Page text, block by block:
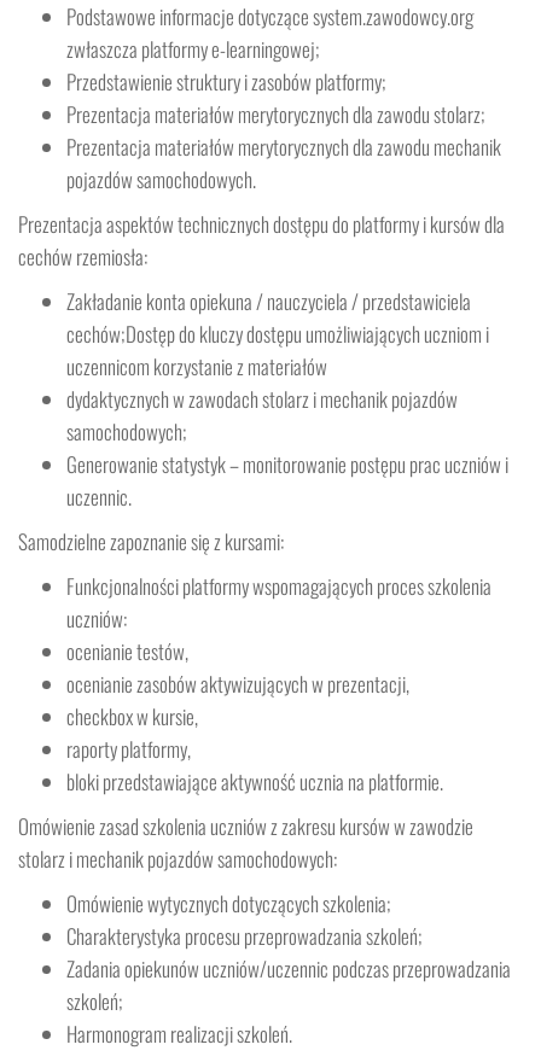
Podstawowe informacje dotyczące system.zawodowcy.org
zwłaszcza platformy e-learningowej;
Przedstawienie struktury i zasobów platformy;
Prezentacja materiałów merytorycznych dla zawodu stolarz;
Prezentacja materiałów merytorycznych dla zawodu mechanik
pojazdów samochodowych.
Prezentacja aspektów technicznych dostępu do platformy i kursów dla
cechów rzemiosła:
Zakładanie konta opiekuna / nauczyciela / przedstawiciela
cechów;Dostęp do kluczy dostępu umożliwiających uczniom i
uczennicom korzystanie z materiałów
dydaktycznych w zawodach stolarz i mechanik pojazdów
samochodowych;
Generowanie statystyk – monitorowanie postępu prac uczniów i
uczennic.
Samodzielne zapoznanie się z kursami:
Funkcjonalności platformy wspomagających proces szkolenia
uczniów:
ocenianie testów,
ocenianie zasobów aktywizujących w prezentacji,
checkbox w kursie,
raporty platformy,
bloki przedstawiające aktywność ucznia na platformie.
Omówienie zasad szkolenia uczniów z zakresu kursów w zawodzie
stolarz i mechanik pojazdów samochodowych:
Omówienie wytycznych dotyczących szkolenia;
Charakterystyka procesu przeprowadzania szkoleń;
Zadania opiekunów uczniów/uczennic podczas przeprowadzania
szkoleń;
Harmonogram realizacji szkoleń.